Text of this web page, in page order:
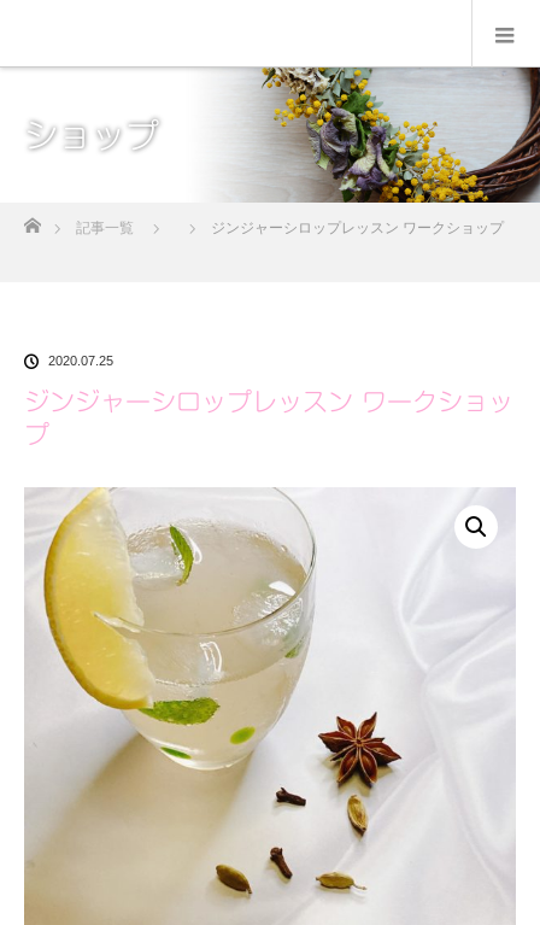
ショップ
ホーム
記事一覧 ジンジャーシロップレッスン ワークショップ
2020.07.25
ジンジャーシロップレッスン ワークショッ
プ